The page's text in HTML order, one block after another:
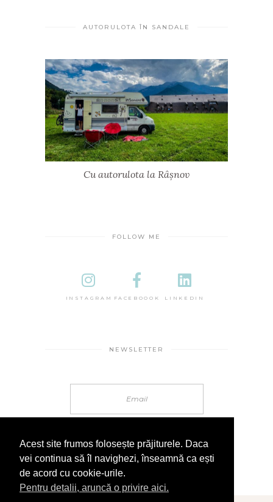
AUTORULOTA ÎN SANDALE
Cu autorulota la Râșnov
FOLLOW ME
INSTAGRAM FACEBOOOK LINKEDIN
NEWSLETTER
Acest site frumos folosește prăjiturele. Daca
vei continua să îl navighezi, înseamnă ca ești
de acord cu cookie-urile.
Pentru detalii, aruncă o privire aici.